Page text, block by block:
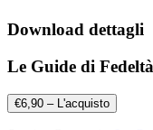
Download dettagli
Le Guide di
€6,90 – L'acquisto